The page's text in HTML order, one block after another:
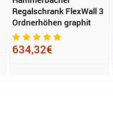
Regalschrank FlexWall 3
Ordnerhöhen graphit
634,32€